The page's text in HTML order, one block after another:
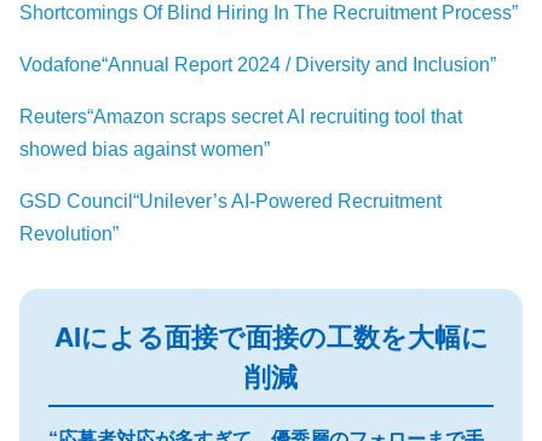
Shortcomings Of Blind Hiring In The Recruitment Process”
Vodafone“Annual Report 2024 / Diversity and Inclusion”
Reuters“Amazon scraps secret AI recruiting tool that
showed bias against women”
GSD Council“Unilever’s AI-Powered Recruitment
Revolution”
AIによる面接で面接の工数を大幅に
削減